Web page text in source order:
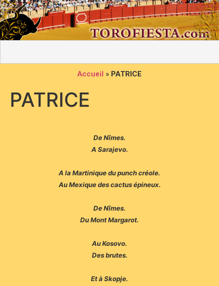
Accueil » PATRICE
PATRICE
De Nîmes.
A Sarajevo.
A la Martinique du punch créole.
Au Mexique des cactus épineux.
De Nîmes.
Du Mont Margarot.
Au Kosovo.
Des brutes.
Et à Skopje.